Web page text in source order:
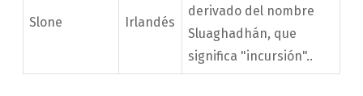
Slone Irlandés
derivado del nombre
Sluaghadhán, que
significa "incursión"..